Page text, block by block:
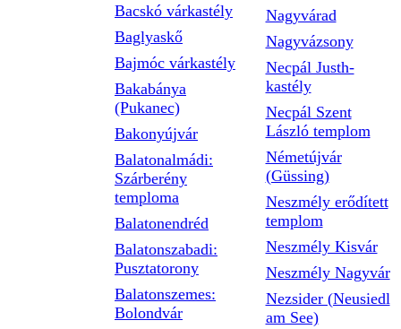
Bacskó várkastély
Baglyaskő
Bajmóc várkastély
Bakabánya
(Pukanec)
Bakonyújvár
Balatonalmádi:
Szárberény
temploma
Balatonendréd
Balatonszabadi:
Pusztatorony
Balatonszemes:
Bolondvár
Nagyvárad
Nagyvázsony
Necpál Justh-
kastély
Necpál Szent
László templom
Németújvár
(Güssing)
Neszmély erődített
templom
Neszmély Kisvár
Neszmély Nagyvár
Nezsider (Neusiedl
am See)